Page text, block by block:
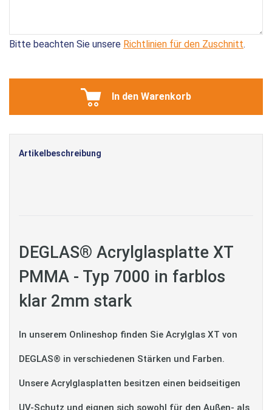
Bitte beachten Sie unsere Richtlinien für den Zuschnitt.
In den Warenkorb
Artikelbeschreibung
DEGLAS® Acrylglasplatte XT
PMMA - Typ 7000 in farblos
klar 2mm stark
In unserem Onlineshop finden Sie Acrylglas XT von
DEGLAS® in verschiedenen Stärken und Farben.
Unsere Acrylglasplatten besitzen einen beidseitigen
UV-Schutz und eignen sich sowohl für den Außen- als